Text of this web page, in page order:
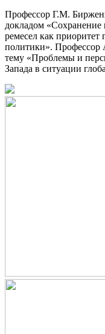
Профессор Г.М.
докладом
ремесел как приоритет
политики». Профессор
тему «Проблемы и
Запада в ситуации